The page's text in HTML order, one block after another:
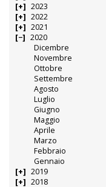
2023
2022
2021
2020
Dicembre
Novembre
Ottobre
Settembre
Agosto
Luglio
Giugno
Maggio
Aprile
Marzo
Febbraio
Gennaio
2019
2018